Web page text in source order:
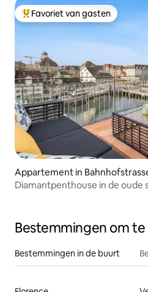
Topfavoriet van gasten
Favoriet van gasten
Appartement in
Diamantpenthouse in de oude
Bestemmingen om
Bestemmingen in de buurt